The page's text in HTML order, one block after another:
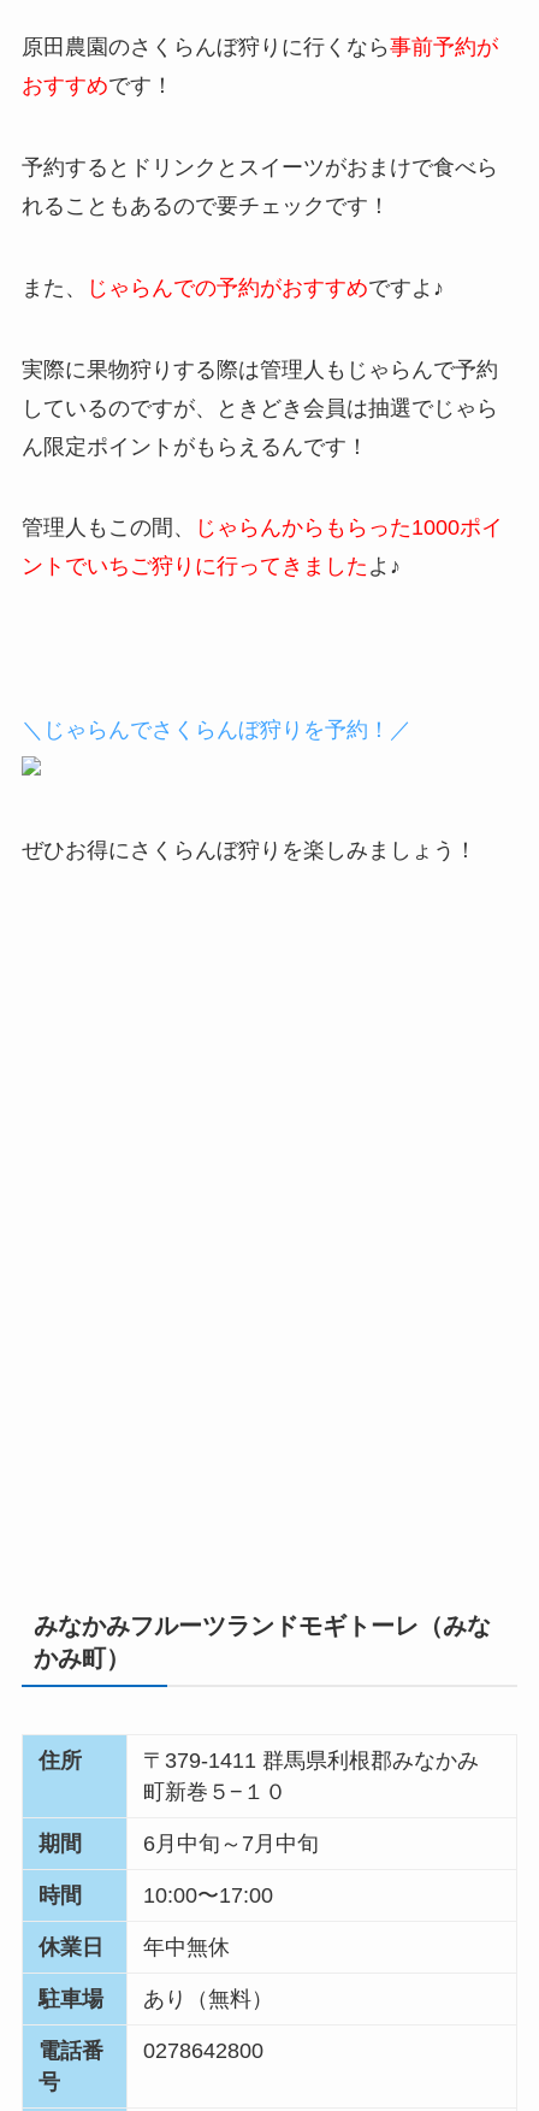
原田農園のさくらんぼ狩りに行くなら事前予約が
おすすめです！
予約するとドリンクとスイーツがおまけで食べら
れることもあるので要チェックです！
また、 じゃらんでの予約がおすすめですよ♪
実際に果物狩りする際は管理人もじゃらんで予約
しているのですが、ときどき会員は抽選でじゃら
ん限定ポイントがもらえるんです！
管理人もこの間、
じゃらんからもらった1000ポイ
ントでいちご狩りに行ってきました よ♪
＼じゃらんでさくらんぼ狩りを予約！／
ぜひお得にさくらんぼ狩りを楽しみましょう！
みなかみフルーツランドモギトーレ（みな
かみ町）
住所
〒379-1411 群馬県利根郡みなかみ
町新巻５−１０
期間 6月中旬～7月中旬
時間 10:00〜17:00
休業日 年中無休
駐車場 あり（無料）
電話番
号
0278642800